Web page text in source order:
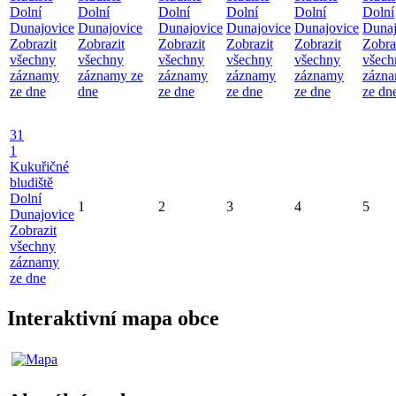
Dolní
Dunajovice
Zobrazit
všechny
záznamy
ze dne
Dolní
Dunajovice
Zobrazit
všechny
záznamy ze
dne
Dolní
Dunajovice
Zobrazit
všechny
záznamy
ze dne
Dolní
Dunajovice
Zobrazit
všechny
záznamy
ze dne
Dolní
Dunajovice
Zobrazit
všechny
záznamy
ze dne
Dolní
ze
31
1
Kukuřičné
bludiště
Dolní
Dunajovice
Zobrazit
všechny
záznamy
ze dne
1 2 3 4 5
Interaktivní mapa obce